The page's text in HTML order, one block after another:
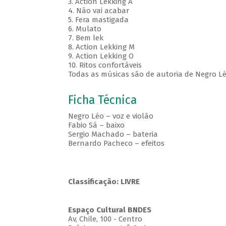
4. Não vai acabar
5. Fera mastigada
6. Mulato
7. Bem lek
8. Action Lekking M
9. Action Lekking O
10. Ritos confortáveis
Todas as músicas são de autoria de Negro
Ficha Técnica
Negro Léo – voz e violão
Fabio Sá – baixo
Sergio Machado – bateria
Bernardo Pacheco – efeitos
Classificação: LIVRE
Espaço Cultural BNDES
Av, Chile, 100 - Centro